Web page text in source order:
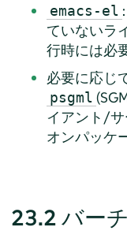
emacs-el
ていないラ
行時には必
必要に応じ
psgml
イアント/
オンパッケ
23.2 バー